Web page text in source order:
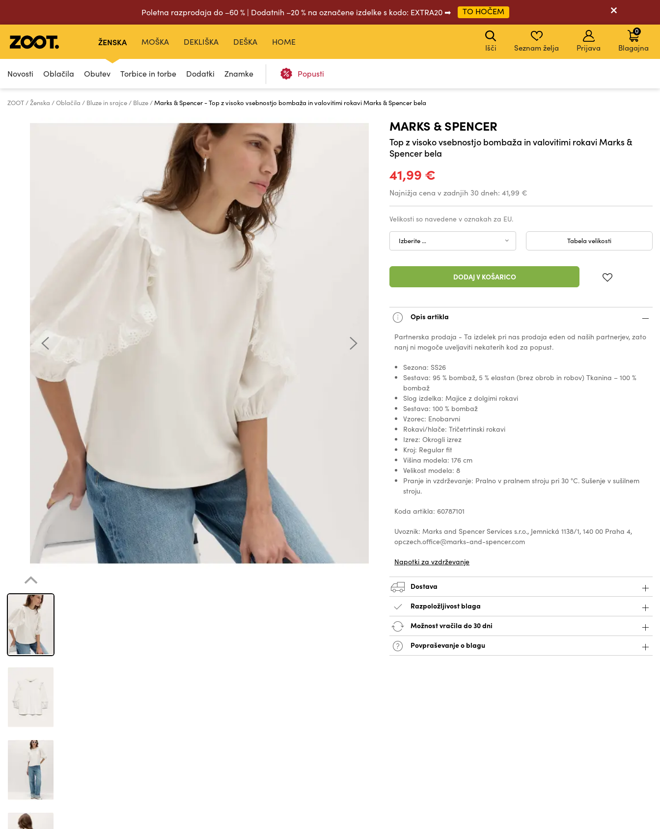
Poletna razprodaja do –60 % | Dodatnih –20 % na označene izdelke s kodo: EXTRA20 ➡ TO HOČEM
ŽENSKA
Novosti Oblačila Obutev Torbice in torbe Dodatki Znamke Popusti
MOŠKA DEKLIŠKA DEŠKA HOME
Išči Seznam želja Prijava Blagajna
0
ZOOT Ženska Oblačila Bluze in srajce Bluze Marks & Spencer - Top z visoko vsebnostjo bombaža in valovitimi rokavi Marks & Spencer bela
MARKS & SPENCER
Top z visoko vsebnostjo bombaža in valovitimi rokavi Marks &
Spencer bela
41,99 €
Najnižja cena v zadnjih 30 dneh: 41,99 €
Velikosti so navedene v oznakah za EU.
Izberite … Tabela velikosti
DODAJ V KOŠARICO
Opis artikla
Partnerska prodaja - Ta izdelek pri nas prodaja eden od naših partnerjev, zato
nanj ni mogoče uveljaviti nekaterih kod za popust.
Sezona: SS26
Sestava: 95 % bombaž, 5 % elastan (brez obrob in robov) Tkanina – 100 %
bombaž
Slog izdelka: Majice z dolgimi rokavi
Sestava: 100 % bombaž
Vzorec: Enobarvni
Rokavi/hlače: Tričetrtinski rokavi
Izrez: Okrogli izrez
Kroj: Regular fit
Višina modela: 176 cm
Velikost modela: 8
Pranje in vzdrževanje: Pralno v pralnem stroju pri 30 °C. Sušenje v sušilnem
stroju.
Koda artikla: 60787101
Uvoznik: Marks and Spencer Services s.r.o., Jemnická 1138/1, 140 00 Praha 4,
opczech.office@marks-and-spencer.com
Napotki za vzdrževanje
Dostava
Razpoložljivost blaga
Možnost vračila do 30 dni
Povpraševanje o blagu